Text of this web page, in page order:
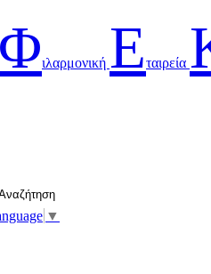
Φιλαρμονική Εταιρεία
▼